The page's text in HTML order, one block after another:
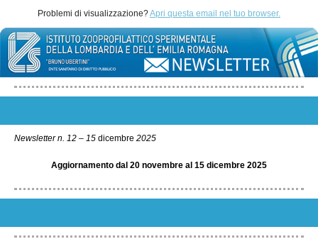
Problemi di visualizzazione?Apri questa email nel tuo browser.
Newsletter n. 12 – 15 dicembre 2025
Aggiornamento dal 20 novembre al 15 dicembre 2025